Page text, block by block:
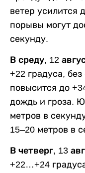
ветер усилится
порывы могут
секунду.
В среду, 12
+22 градуса,
повысится до
дождь и гроза.
метров в
15–20 метров в
В четверг, 13
+22…+24